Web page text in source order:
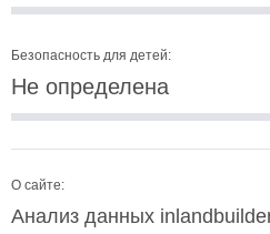
Безопасность для детей:
Не определена
О сайте:
Анализ данных